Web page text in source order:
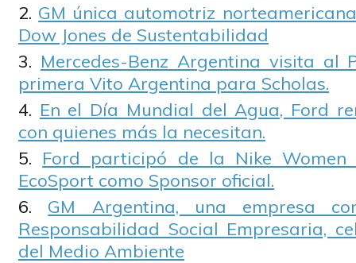
GM única automotriz
Dow Jones de Sustentabilidad
Mercedes-Benz Argentina visita al
primera Vito Argentina para Scholas.
En el Día Mundial del Agua, Ford
con quienes más la necesitan.
Ford participó de la Nike
EcoSport como Sponsor oficial.
GM Argentina, una empresa
Responsabilidad Social Empresaria,
del Medio Ambiente